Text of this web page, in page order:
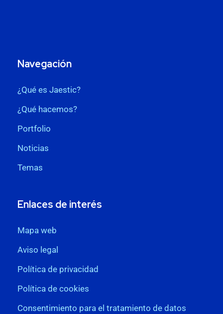
Navegación
¿Qué es Jaestic?
¿Qué hacemos?
Portfolio
Noticias
Temas
Enlaces de interés
Mapa web
Aviso legal
Política de privacidad
Política de cookies
Consentimiento para el tratamiento de datos